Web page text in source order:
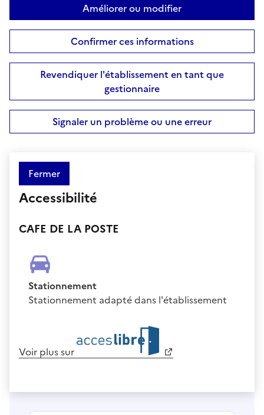
Améliorer ou modifier
Confirmer ces informations
Revendiquer l'établissement en tant que
gestionnaire
Signaler un problème ou une erreur
Fermer
Accessibilité
CAFE DE LA POSTE
Stationnement
Stationnement adapté dans l'établissement
Voir plus sur